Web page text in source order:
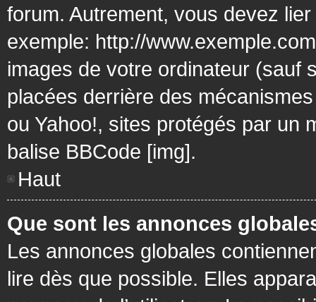
forum. Autrement, vous devez
exemple: http://
images de votre ordinateur (sauf
placées derrière des
ou Yahoo!, sites protégés par un
balise BBCode [img].
Haut
Que sont les annonces
Les annonces globales
lire dès que possible. Elles